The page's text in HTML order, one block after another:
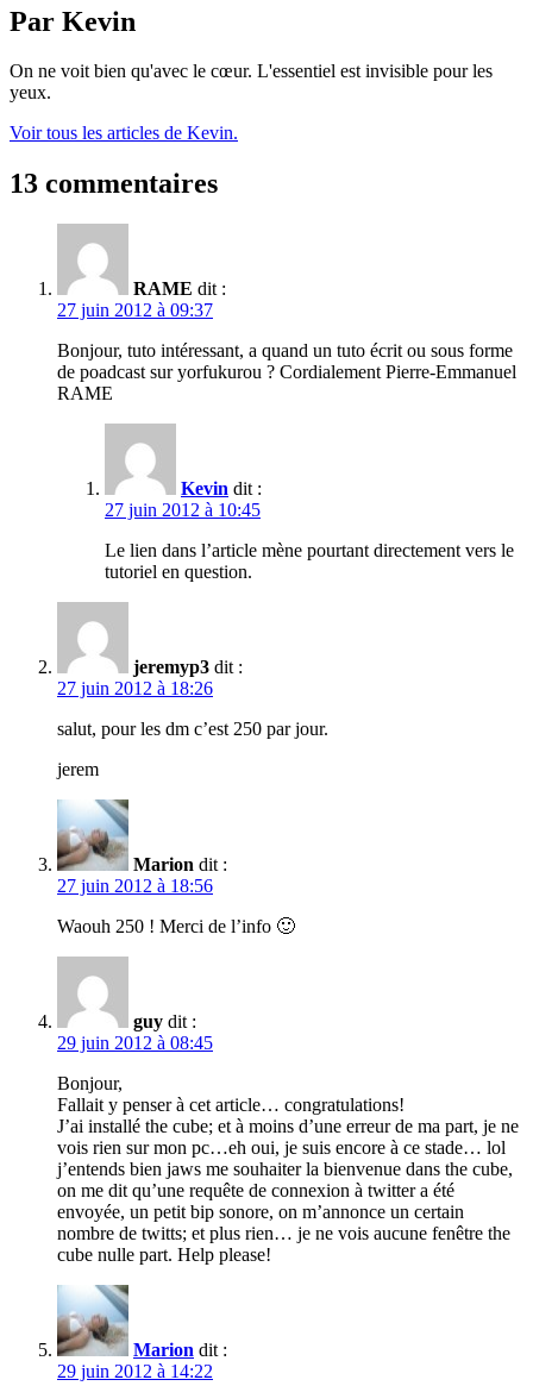
Par Kevin
On ne voit bien qu'avec le cœur. L'essentiel est invisible pour les
yeux.
Voir tous les articles de Kevin.
13 commentaires
RAME dit :
27 juin 2012 à 09:37
Bonjour, tuto intéressant, a quand un tuto écrit ou sous forme
de poadcast sur yorfukurou ? Cordialement Pierre-Emmanuel
RAME
Kevin dit :
27 juin 2012 à 10:45
Le lien dans l’article mène pourtant directement vers le
tutoriel en question.
jeremyp3 dit :
27 juin 2012 à 18:26
salut, pour les dm c’est 250 par jour.
jerem
Marion dit :
27 juin 2012 à 18:56
Waouh 250 ! Merci de l’info 🙂
guy dit :
29 juin 2012 à 08:45
Bonjour,
Fallait y penser à cet article… congratulations!
J’ai installé the cube; et à moins d’une erreur de ma part, je ne
vois rien sur mon pc…eh oui, je suis encore à ce stade… lol
j’entends bien jaws me souhaiter la bienvenue dans the cube,
on me dit qu’une requête de connexion à twitter a été
envoyée, un petit bip sonore, on m’annonce un certain
nombre de twitts; et plus rien… je ne vois aucune fenêtre the
cube nulle part. Help please!
Marion dit :
29 juin 2012 à 14:22